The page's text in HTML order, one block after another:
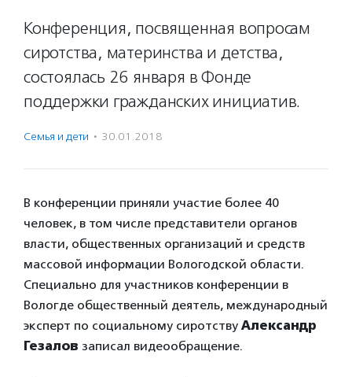
Конференция, посвященная вопросам
сиротства, материнства и детства,
состоялась 26 января в Фонде
поддержки гражданских инициатив.
Семья и дети · 30.01.2018
В конференции приняли участие более 40
человек, в том числе представители органов
власти, общественных организаций и средств
массовой информации Вологодской области.
Специально для участников конференции в
Вологде общественный деятель, международный
эксперт по социальному сиротству Александр
Гезалов записал видеообращение.